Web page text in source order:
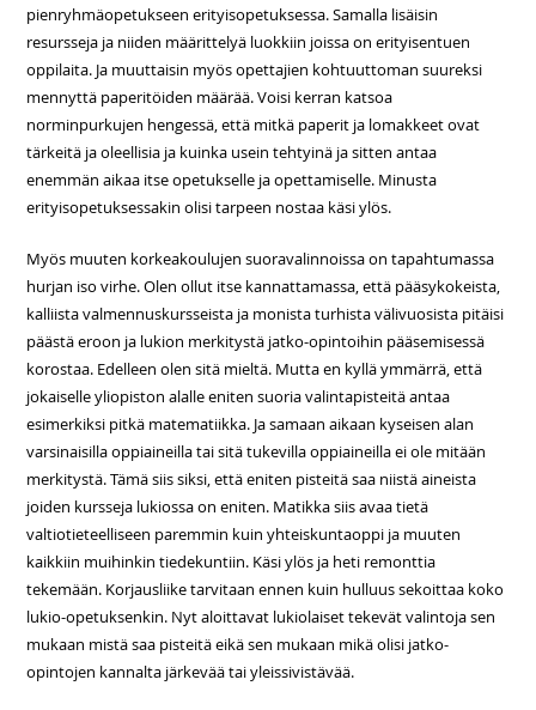
pienryhmäopetukseen erityisopetuksessa. Samalla lisäisin
resursseja ja niiden määrittelyä luokkiin joissa on erityisentuen
oppilaita. Ja muuttaisin myös opettajien kohtuuttoman suureksi
mennyttä paperitöiden määrää. Voisi kerran katsoa
norminpurkujen hengessä, että mitkä paperit ja lomakkeet ovat
tärkeitä ja oleellisia ja kuinka usein tehtyinä ja sitten antaa
enemmän aikaa itse opetukselle ja opettamiselle. Minusta
erityisopetuksessakin olisi tarpeen nostaa käsi ylös.
Myös muuten korkeakoulujen suoravalinnoissa on tapahtumassa
hurjan iso virhe. Olen ollut itse kannattamassa, että pääsykokeista,
kalliista valmennuskursseista ja monista turhista välivuosista pitäisi
päästä eroon ja lukion merkitystä jatko-opintoihin pääsemisessä
korostaa. Edelleen olen sitä mieltä. Mutta en kyllä ymmärrä, että
jokaiselle yliopiston alalle eniten suoria valintapisteitä antaa
esimerkiksi pitkä matematiikka. Ja samaan aikaan kyseisen alan
varsinaisilla oppiaineilla tai sitä tukevilla oppiaineilla ei ole mitään
merkitystä. Tämä siis siksi, että eniten pisteitä saa niistä aineista
joiden kursseja lukiossa on eniten. Matikka siis avaa tietä
valtiotieteelliseen paremmin kuin yhteiskuntaoppi ja muuten
kaikkiin muihinkin tiedekuntiin. Käsi ylös ja heti remonttia
tekemään. Korjausliike tarvitaan ennen kuin hulluus sekoittaa koko
lukio-opetuksenkin. Nyt aloittavat lukiolaiset tekevät valintoja sen
mukaan mistä saa pisteitä eikä sen mukaan mikä olisi jatko-
opintojen kannalta järkevää tai yleissivistävää.